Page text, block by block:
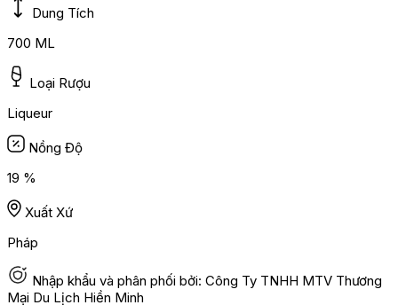
Dung Tích
700 ML
Loại Rượu
Liqueur
Nồng Độ
19 %
Xuất Xứ
Pháp
Nhập khẩu và phân phối bởi: Công Ty TNHH MTV Thương
Mại Du Lịch Hiền Minh